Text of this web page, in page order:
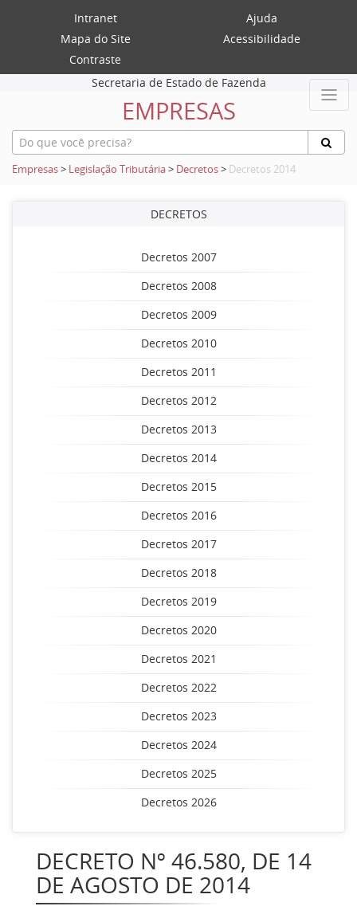
Intranet
Ajuda
Mapa do Site
Acessibilidade
Contraste
Secretaria de Estado de Fazenda
EMPRESAS
Empresas> Legislação Tributária> Decretos> Decretos 2014
DECRETOS
Decretos 2007
Decretos 2008
Decretos 2009
Decretos 2010
Decretos 2011
Decretos 2012
Decretos 2013
Decretos 2014
Decretos 2015
Decretos 2016
Decretos 2017
Decretos 2018
Decretos 2019
Decretos 2020
Decretos 2021
Decretos 2022
Decretos 2023
Decretos 2024
Decretos 2025
Decretos 2026
DECRETO Nº 46.580, DE 14
DE AGOSTO DE 2014